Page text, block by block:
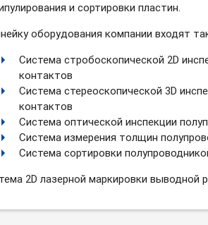
и сортировки пластин.
оборудования компании входят
Система стробоскопической 2D
контактов
Система стереоскопической 3D
контактов
Система оптической инспекции
Система измерения толщин
Система сортировки
2D лазерной маркировки выводной